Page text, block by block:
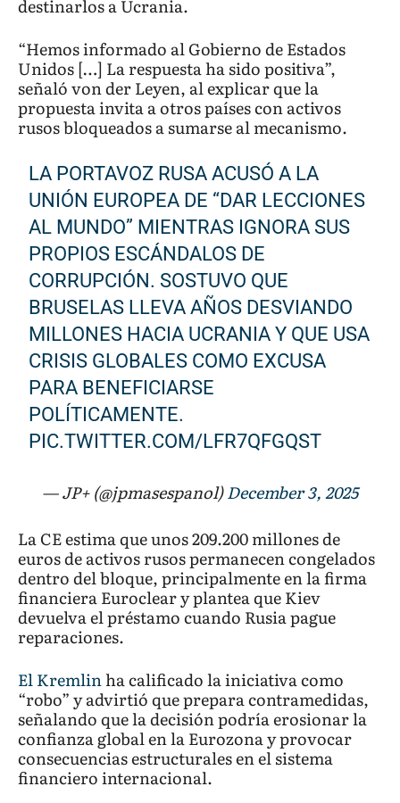
destinarlos a Ucrania.
“Hemos informado al Gobierno de Estados
Unidos […] La respuesta ha sido positiva”,
señaló von der Leyen, al explicar que la
propuesta invita a otros países con activos
rusos bloqueados a sumarse al mecanismo.
LA PORTAVOZ RUSA ACUSÓ A LA
UNIÓN EUROPEA DE “DAR LECCIONES
AL MUNDO” MIENTRAS IGNORA SUS
PROPIOS ESCÁNDALOS DE
CORRUPCIÓN. SOSTUVO QUE
BRUSELAS LLEVA AÑOS DESVIANDO
MILLONES HACIA UCRANIA Y QUE USA
CRISIS GLOBALES COMO EXCUSA
PARA BENEFICIARSE
POLÍTICAMENTE.
PIC.TWITTER.COM/LFR7QFGQST
— JP+ (@jpmasespanol)December 3, 2025
La CE estima que unos 209.200 millones de
euros de activos rusos permanecen congelados
dentro del bloque, principalmente en la firma
financiera Euroclear y plantea que Kiev
devuelva el préstamo cuando Rusia pague
reparaciones.
El Kremlinha calificado la iniciativa como
“robo” y advirtió que prepara contramedidas,
señalando que la decisión podría erosionar la
confianza global en la Eurozona y provocar
consecuencias estructurales en el sistema
financiero internacional.